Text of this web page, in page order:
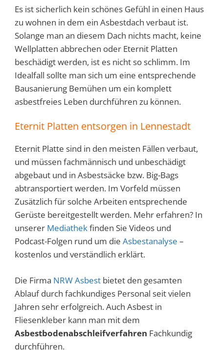
Es ist sicherlich kein schönes Gefühl in einen Haus
zu wohnen in dem ein Asbestdach verbaut ist.
Solange man an diesem Dach nichts macht, keine
Wellplatten abbrechen oder Eternit Platten
beschädigt werden, ist es nicht so schlimm. Im
Idealfall sollte man sich um eine entsprechende
Bausanierung Bemühen um ein komplett
asbestfreies Leben durchführen zu können.
Eternit Platten entsorgen in Lennestadt
Eternit Platte sind in den meisten Fällen verbaut,
und müssen fachmännisch und unbeschädigt
abgebaut und in Asbestsäcke bzw. Big-Bags
abtransportiert werden. Im Vorfeld müssen
Zusätzlich für solche Arbeiten entsprechende
Gerüste bereitgestellt werden. Mehr erfahren? In
unserer Mediathekfinden Sie Videos und
Podcast-Folgen rund um die Asbestanalyse –
kostenlos und verständlich erklärt.
Die Firma NRW Asbest bietet den gesamten
Ablauf durch fachkundiges Personal seit vielen
Jahren sehr erfolgreich. Auch Asbest in
Fliesenkleber kann man mit dem
Asbestbodenabschleifverfahren Fachkundig
durchführen.